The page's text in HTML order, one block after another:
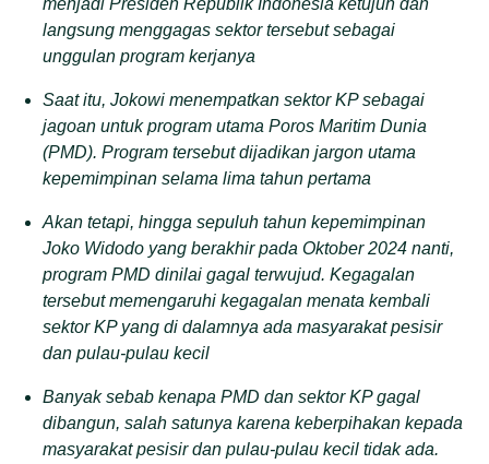
langsung menggagas sektor tersebut sebagai
unggulan program kerjanya
Saat itu,Jokowimenempatkan sektor KP sebagai
jagoan untuk program utama Poros Maritim Dunia
(PMD). Program tersebut dijadikan jargon utama
kepemimpinan selama lima tahun pertama
Akan tetapi, hingga sepuluh tahun kepemimpinan
Joko Widodo yang berakhir pada Oktober 2024 nanti,
program PMD dinilai gagal terwujud. Kegagalan
tersebut memengaruhi kegagalan menata kembali
sektor KP yang di dalamnya ada masyarakat pesisir
dan pulau-pulau kecil
Banyak sebab kenapa PMD dan sektor KP gagal
dibangun, salah satunya karena keberpihakan kepada
masyarakat pesisir dan pulau-pulau kecil tidak ada.